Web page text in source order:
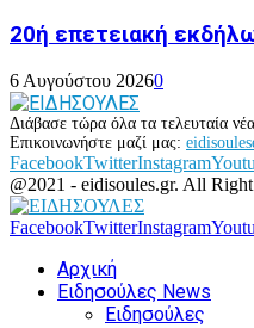
20ή επετειακή
6 Αυγούστου 20260
Διάβασε τώρα όλα τα τελευταία
Επικοινωνήστε μαζί μας:
FacebookTwitterInstagram
@2021 - eidisoules.gr. All
FacebookTwitterInstagram
Αρχική
Ειδησούλες News
Ειδησούλες